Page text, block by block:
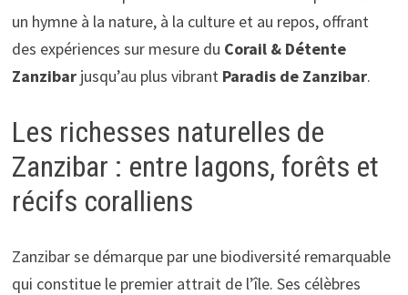
un hymne à la nature, à la culture et au repos, offrant
des expériences sur mesure du Corail & Détente
Zanzibarjusqu’au plus vibrant Paradis de Zanzibar.
Les richesses naturelles de
Zanzibar : entre lagons, forêts et
récifs coralliens
Zanzibar se démarque par une biodiversité remarquable
qui constitue le premier attrait de l’île. Ses célèbres